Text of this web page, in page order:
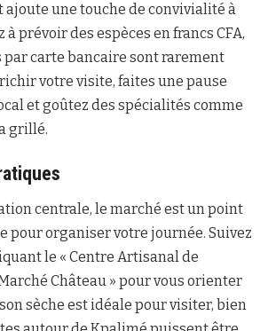
une touche de convivialité à
à prévoir des espèces en francs CFA,
par carte bancaire sont rarement
votre visite, faites une pause
et goûtez des spécialités comme
grillé.
centrale, le marché est un point
pour organiser votre journée. Suivez
le « Centre Artisanal de
Château » pour vous orienter
sèche est idéale pour visiter, bien